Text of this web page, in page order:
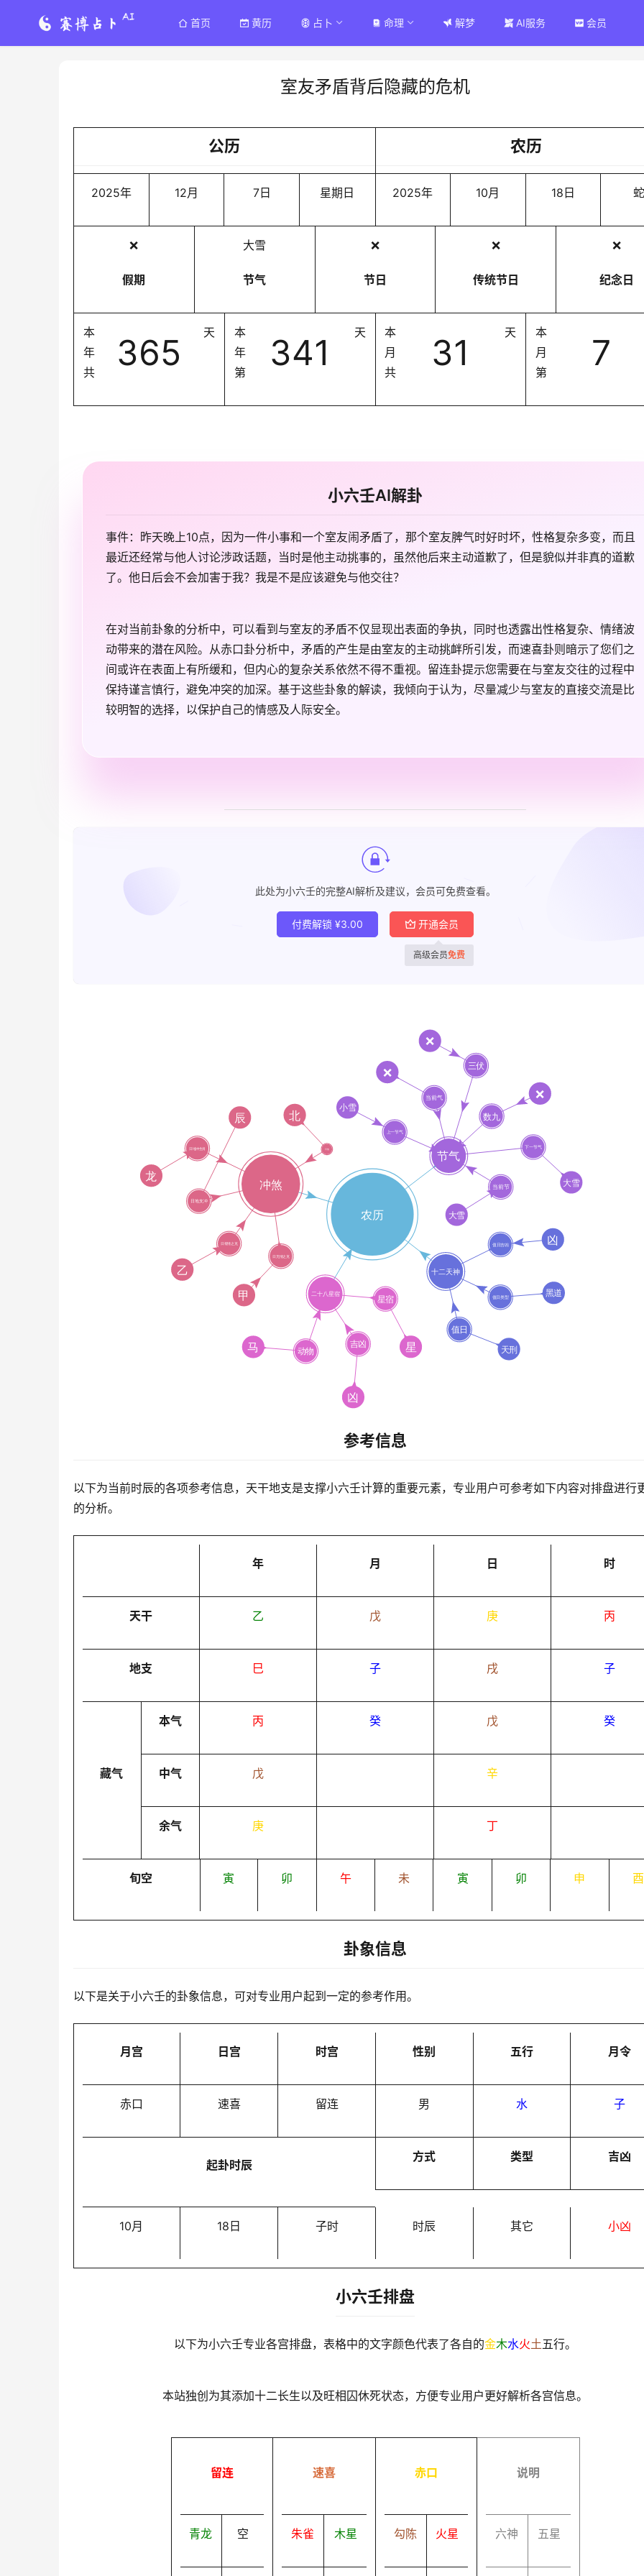
首页 黄历 占卜 命理 解梦 AI服务 会员
室友矛盾背后隐藏的危机
公历
2025年 12月 7日 星期日
农历
2025年 10月 18日 蛇
❌
假期
大雪
节气
❌
节日
❌
传统节日
❌
纪念日
本
年
共
365 天
本
年
第
341 天
本
月
共
31 天
本
月
第
7
小六壬AI解卦
事件：昨天晚上10点，因为一件小事和一个室友闹矛盾了，那个室友脾气时好时坏，性格复杂多变，而且
最近还经常与他人讨论涉政话题，当时是他主动挑事的，虽然他后来主动道歉了，但是貌似并非真的道歉
了。他日后会不会加害于我？我是不是应该避免与他交往？
在对当前卦象的分析中，可以看到与室友的矛盾不仅显现出表面的争执，同时也透露出性格复杂、情绪波
动带来的潜在风险。从赤口卦分析中，矛盾的产生是由室友的主动挑衅所引发，而速喜卦则暗示了您们之
间或许在表面上有所缓和，但内心的复杂关系依然不得不重视。留连卦提示您需要在与室友交往的过程中
保持谨言慎行，避免冲突的加深。基于这些卦象的解读，我倾向于认为，尽量减少与室友的直接交流是比
较明智的选择，以保护自己的情感及人际安全。
此处为小六壬的完整AI解析及建议，会员可免费查看。
付费解锁 ¥3.00 开通会员
高级会员免费
参考信息
以下为当前时辰的各项参考信息，天干地支是支撑小六壬计算的重要元素，专业用户可参考如下内容对排盘进行
的分析。
年 月 日 时
天干 乙 戊 庚 丙
地支 巳 子 戌 子
本气 丙 癸 戊 癸
藏气 中气 戊 辛
余气 庚 丁
旬空 寅 卯 午 未 寅 卯 申 酉
卦象信息
以下是关于小六壬的卦象信息，可对专业用户起到一定的参考作用。
月宫 日宫 时宫 性别 五行 月令
赤口 速喜 留连 男 水 子
起卦时辰
方式 类型 吉凶
10月 18日 子时 时辰 其它 小凶
小六壬排盘
以下为小六壬专业各宫排盘，表格中的文字颜色代表了各自的金木水火土五行。
本站独创为其添加十二长生以及旺相囚休死状态，方便专业用户更好解析各宫信息。
留连
青龙 空
速喜
朱雀 木星
赤口
勾陈 火星
说明
六神 五星